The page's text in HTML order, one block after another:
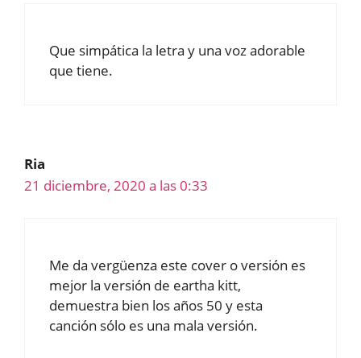
Que simpática la letra y una voz adorable
que tiene.
Ria
21 diciembre, 2020 a las 0:33
Me da vergüenza este cover o versión es
mejor la versión de eartha kitt,
demuestra bien los años 50 y esta
canción sólo es una mala versión.